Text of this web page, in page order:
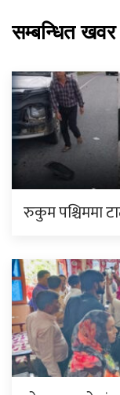
सम्बन्धित खवर
रुकुम पश्चिममा